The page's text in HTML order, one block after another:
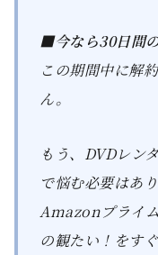
■今なら30日間
この期間中に解
ん。
もう、DVDレン
で悩む必要はあ
Amazonプライ
の観たい！をす